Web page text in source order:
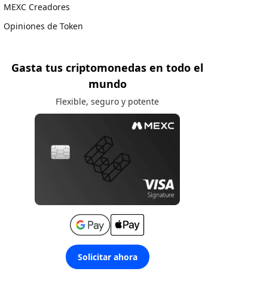
MEXC Creadores
Opiniones de Token
Gasta tus criptomonedas en todo el
mundo
Flexible, seguro y potente
Solicitar ahora